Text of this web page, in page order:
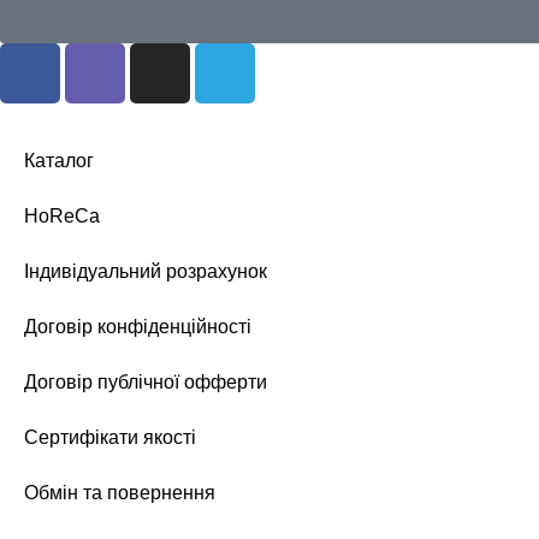
Каталог
HoReCa
Індивідуальний розрахунок
Договір конфіденційності
Договір публічної офферти
Сертифікати якості
Обмін та повернення